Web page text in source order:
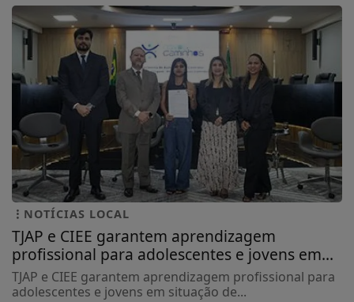
NOTÍCIAS LOCAL
TJAP e CIEE garantem aprendizagem
profissional para adolescentes e jovens em...
TJAP e CIEE garantem aprendizagem profissional para
adolescentes e jovens em situação de...